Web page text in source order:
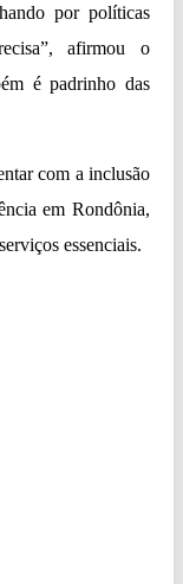
por políticas
afirmou o
é padrinho das
com a inclusão
em Rondônia,
essenciais.